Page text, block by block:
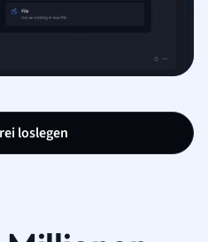
loslegen